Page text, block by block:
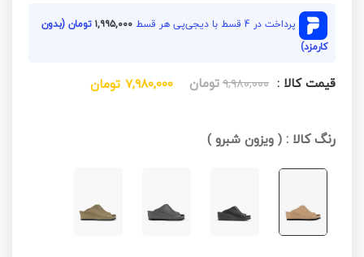
پرداخت در 4 قسط با دیجی‌پی هر قسط ۱,۹۹۵,۰۰۰تومان (بدون
کارمزد)
قیمت کالا : ۹,۹۸۰,۰۰۰تومان ۷,۹۸۰,۰۰۰ تومان
رنگ کالا :(ویزون شبرو)